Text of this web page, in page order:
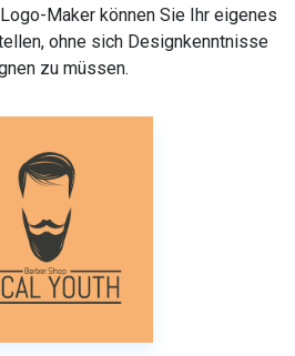
Maker können Sie Ihr eigenes
ohne sich Designkenntnisse
zu müssen.